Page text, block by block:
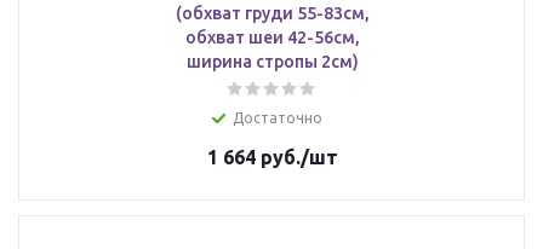
(обхват груди 55-83см,
обхват шеи 42-56см,
ширина стропы 2см)
Достаточно
1 664руб./шт